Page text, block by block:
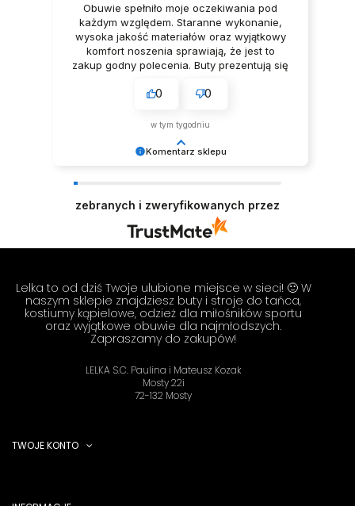
Komentarz sklepu
Doceniamy czas i wysiłek włożony w podzielenie
się z nami Twoimi doświadczeniami. Do
zobaczenia! Zespół LELKA 🦋
Obuwie spełniło moje oczekiwania pod
każdym względem. Staranne wykonanie,
wysoka jakość materiałów oraz wyjątkowy
komfort noszenia sprawiają, że jest to
zakup godny polecenia. Buty prezentują się
przekonaniem polecam ten produkt.
0 0
w tym tygodniu
zebranych i zweryfikowanych przez
Lelka to od dziś Twoje ulubione miejsce w sieci! 🙂 W
naszym sklepie znajdziesz buty i stroje do tańca,
kostiumy kąpielowe, odzież dla miłośników sportu
oraz wyjątkowe obuwie dla najmłodszych.
Zapraszamy do zakupów!
LELKA S.C. Paulina i Mateusz Kozak
Mosty 22i
72-132 Mosty
TWOJE KONTO